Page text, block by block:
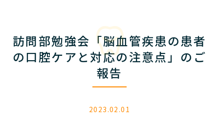
対
応
の
訪問部勉強会「脳血管疾患の患者
の口腔ケアと対応の注意点」のご
報告
2023.02.01